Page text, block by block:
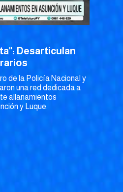
Desarticulan
de la Policía Nacional y
una red dedicada a
allanamientos
y Luque.